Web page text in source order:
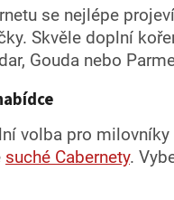
se nejlépe
Skvěle doplní
Gouda nebo
volba pro
suché Cabernety.